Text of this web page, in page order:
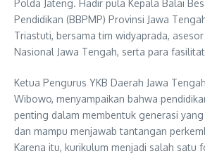
Polda Jateng. Hadir pula Kepala Balai
Pendidikan (BBPMP) Provinsi Jawa
Triastuti, bersama tim widyaprada,
Nasional Jawa Tengah, serta para
Ketua Pengurus YKB Daerah Jawa
Wibowo, menyampaikan bahwa
penting dalam membentuk generasi
dan mampu menjawab tantangan
Karena itu, kurikulum menjadi salah satu